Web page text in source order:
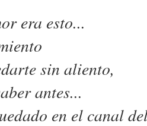
era esto...
sin aliento,
antes...
en el canal